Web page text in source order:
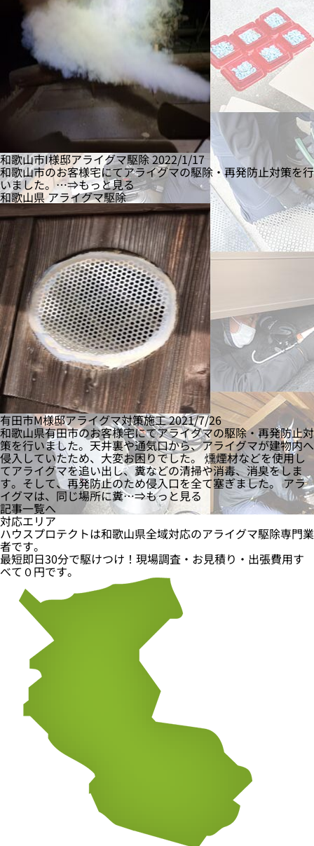
和歌山市I様邸アライグマ駆除2022/1/17
和歌山市のお客様宅にてアライグマの駆除・再発防止対策を行
いました。…⇒もっと見る
和歌山県アライグマ駆除
有田市M様邸アライグマ対策施工2021/7/26
和歌山県有田市のお客様宅にてアライグマの駆除・再発防止対
策を行いました。天井裏や通気口から、アライグマが建物内へ
侵入していたため、大変お困りでした。 燻煙材などを使用し
てアライグマを追い出し、糞などの清掃や消毒、消臭をしま
す。そして、再発防止のため侵入口を全て塞ぎました。 アラ
イグマは、同じ場所に糞…⇒もっと見る
記事一覧へ
対応エリア
ハウスプロテクトは和歌山県全域対応のアライグマ駆除専門業
者です。
最短即日30分で駆けつけ！現場調査・お見積り・出張費用す
べて０円です。